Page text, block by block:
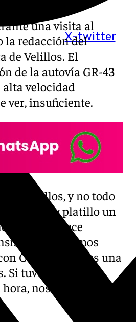
X-twitter
una visita al
la redacción del
de Velillos. El
de la autovía GR-43
alta velocidad
ver, insuficiente.
para ellos, y no todo
a bombo y platillo un
140 me parece
«Seguimos
Córdoba, que es una
tuviésemos
hora, nos iría mejor a